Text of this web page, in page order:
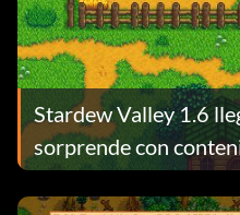
Stardew Valley 1.6
sorprende con